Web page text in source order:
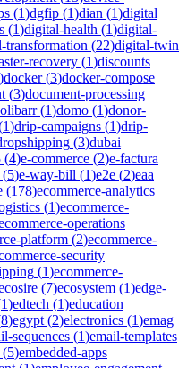
(1)dgfip (1)dian (1)digital
(1)digital-health (1)digital-
transformation (22)digital-twin
recovery (1)discounts
)docker(3)docker-compose
(3)document-processing
(1)domo (1)donor-
1)drip-campaigns (1)drip-
(3)dubai
(4)e-commerce (2)e-factura
(5)e-way-bill (1)e2e (2)eaa
(178)ecommerce-analytics
(1)ecommerce-
operations
platform (2)ecommerce-
security
(1)ecommerce-
(7)ecosystem (1)edge-
1)edtech (1)education
8)egypt (2)electronics (1)emag
sequences (1)email-templates
(5)embedded-apps